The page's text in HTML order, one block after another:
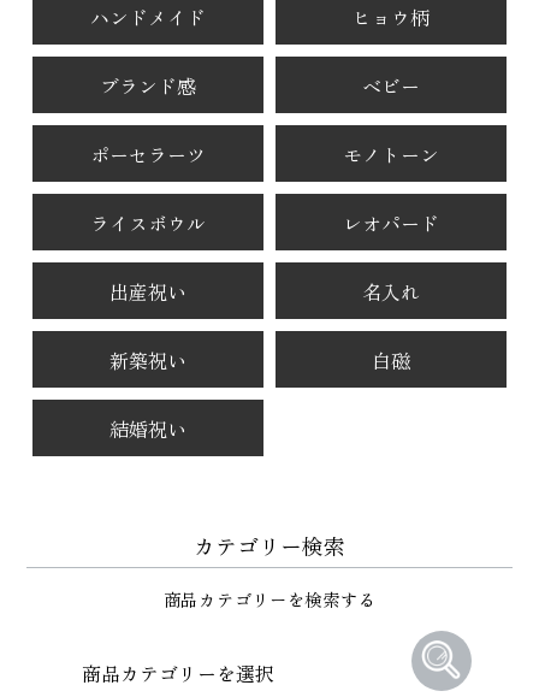
ハンドメイド ヒョウ柄
ブランド感 ベビー
ポーセラーツ モノトーン
ライスボウル レオパード
出産祝い 名入れ
新築祝い 白磁
結婚祝い
カテゴリー検索
商品カテゴリーを検索する